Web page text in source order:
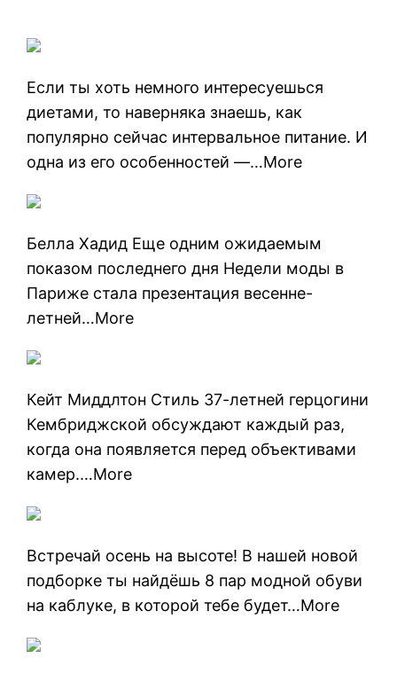
Если ты хоть немного интересуешься
диетами, то наверняка знаешь, как
популярно сейчас интервальное питание. И
одна из его особенностей —…More
Белла Хадид Еще одним ожидаемым
показом последнего дня Недели моды в
Париже стала презентация весенне-
летней…More
Кейт Миддлтон Стиль 37-летней герцогини
Кембриджской обсуждают каждый раз,
когда она появляется перед объективами
камер.…More
Встречай осень на высоте! В нашей новой
подборке ты найдёшь 8 пар модной обуви
на каблуке, в которой тебе будет…More